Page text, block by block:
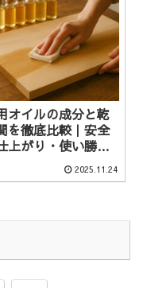
オイルの成分と乾
を徹底比較｜安全
上がり・使い勝手
目でわかる 2025.11.24